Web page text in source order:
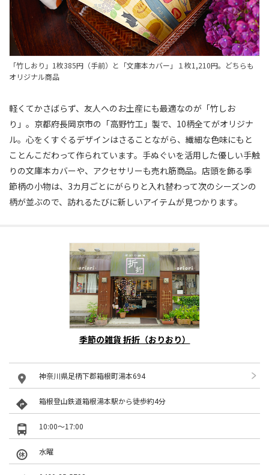
「竹しおり」1枚385円（手前）と「文庫本カバー」１枚1,210円。どちらも
オリジナル商品
軽くてかさばらず、友人へのお土産にも最適なのが「竹しお
り」。京都府長岡京市の「高野竹工」製で、10柄全てがオリジナ
ル。心をくすぐるデザインはさることながら、繊細な色味にもと
ことんこだわって作られています。手ぬぐいを活用した優しい手触
りの文庫本カバーや、アクセサリーも売れ筋商品。店頭を飾る季
節柄の小物は、3カ月ごとにがらりと入れ替わって次のシーズンの
柄が並ぶので、訪れるたびに新しいアイテムが見つかります。
季節の雑貨 折折（おりおり）
神奈川県足柄下郡箱根町湯本694
箱根登山鉄道箱根湯本駅から徒歩約4分
10:00～17:00
水曜